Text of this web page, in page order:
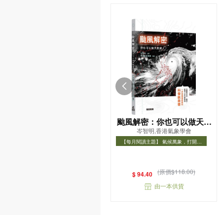
颱風解密：你也可以做天氣
達人！
岑智明,香港氣象學會
【每月閱讀主題】 氣候萬象，打開氣
$ 94.40 (原價$118.00)
由一本供貨